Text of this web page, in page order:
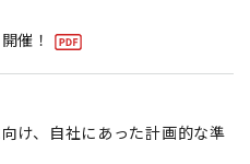
催！
け、自社にあった計画的な準